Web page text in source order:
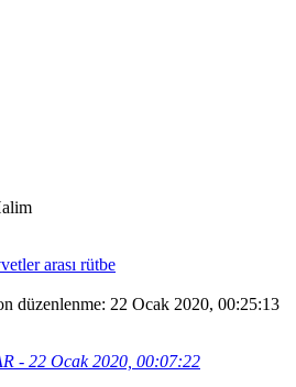
arası rütbe
düzenlenme: 22 Ocak 2020, 00:25:13
- 22 Ocak 2020, 00:07:22